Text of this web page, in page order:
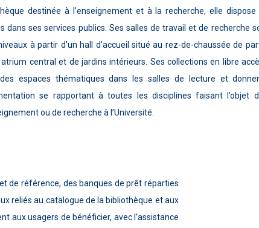
destinée à l’enseignement et à la recherche, elle
dans ses services publics. Ses salles de travail et de recherche
à partir d’un hall d’accueil situé au rez-de-chaussée de
central et de jardins intérieurs. Ses collections en libre
espaces thématiques dans les salles de lecture et
se rapportant à toutes les disciplines faisant l’objet
ou de recherche à l’Université.
de référence, des banques de prêt réparties
reliés au catalogue de la bibliothèque et aux
aux usagers de bénéficier, avec l’assistance